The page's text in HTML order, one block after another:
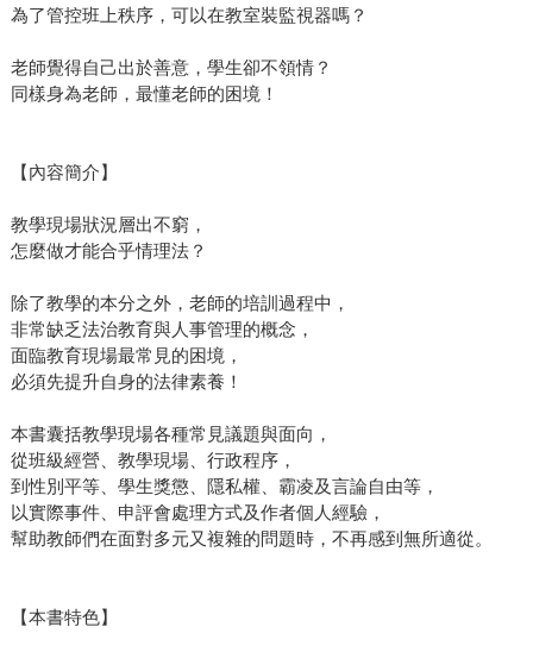
為了管控班上秩序，可以在教室裝監視器嗎？
老師覺得自己出於善意，學生卻不領情？
同樣身為老師，最懂老師的困境！
【內容簡介】
教學現場狀況層出不窮，
怎麼做才能合乎情理法？
除了教學的本分之外，老師的培訓過程中，
非常缺乏法治教育與人事管理的概念，
面臨教育現場最常見的困境，
必須先提升自身的法律素養！
本書囊括教學現場各種常見議題與面向，
從班級經營、教學現場、行政程序，
到性別平等、學生獎懲、隱私權、霸凌及言論自由等，
以實際事件、申評會處理方式及作者個人經驗，
幫助教師們在面對多元又複雜的問題時，不再感到無所適從。
【本書特色】